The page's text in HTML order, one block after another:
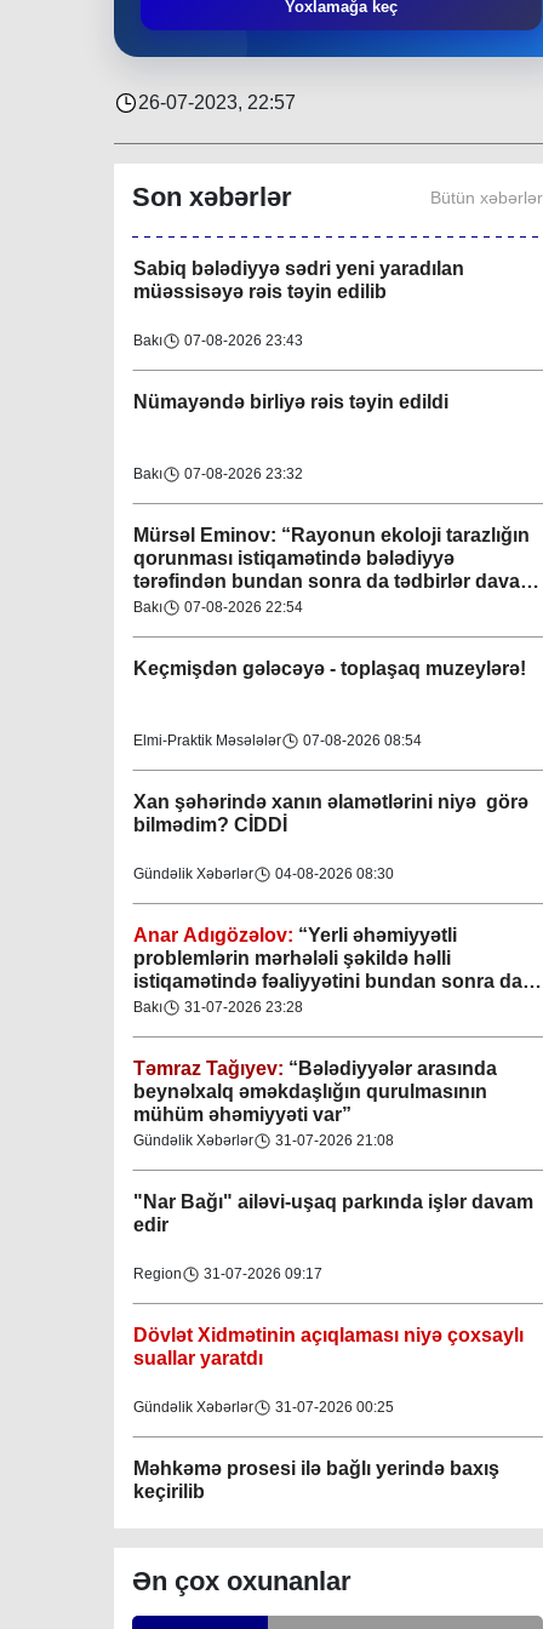
Yoxlamağa keç
26-07-2023, 22:57
Son xəbərlər Bütün xəbərlər
keçirib
Bakı 07-08-2026 23:58
Sabiq bələdiyyə sədri yeni yaradılan
müəssisəyə rəis təyin edilib
Bakı 07-08-2026 23:43
Nümayəndə birliyə rəis təyin edildi
Bakı 07-08-2026 23:32
Mürsəl Eminov: “Rayonun ekoloji tarazlığın
qorunması istiqamətində bələdiyyə
tərəfindən bundan sonra da tədbirlər davam
etdiriləcəkdir”
Bakı 07-08-2026 22:54
Keçmişdən gələcəyə - toplaşaq muzeylərə!
Elmi-Praktik Məsələlər 07-08-2026 08:54
Xan şəhərində xanın əlamətlərini niyə görə
bilmədim? CİDDİ
Gündəlik Xəbərlər 04-08-2026 08:30
Anar Adıgözəlov: “Yerli əhəmiyyətli
problemlərin mərhələli şəkildə həlli
istiqamətində fəaliyyətini bundan sonra da
davam etdirəcəkdir
Bakı 31-07-2026 23:28
Təmraz Tağıyev: “Bələdiyyələr arasında
beynəlxalq əməkdaşlığın qurulmasının
mühüm əhəmiyyəti var”
Gündəlik Xəbərlər 31-07-2026 21:08
"Nar Bağı" ailəvi-uşaq parkında işlər davam
edir
Region 31-07-2026 09:17
Dövlət Xidmətinin açıqlaması niyə çoxsaylı
suallar yaratdı
Gündəlik Xəbərlər 31-07-2026 00:25
Məhkəmə prosesi ilə bağlı yerində baxış
keçirilib
İcra başçısına xatirə hədiyyəsi təqdim edilib
Ən çox oxunanlar
Gəncə şəhəri Nizami bələdiyyəsi
08-04-2023
M.Ə.Rəsuzladə bələdiyyəsi
Xətai bələdiyyəsi
07-04-2023
06-04-2023
Nəsimi bələdiyyəsi
06-04-2023
Nərimanov bələdiyyəsi
06-04-2023